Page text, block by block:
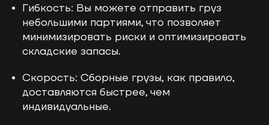
Гибкость: Вы можете отправить груз
небольшими партиями, что позволяет
минимизировать риски и оптимизировать
складские запасы.
Скорость: Сборные грузы, как правило,
доставляются быстрее, чем
индивидуальные.